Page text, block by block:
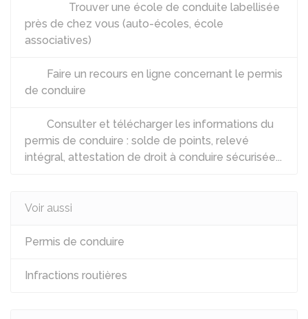
Trouver une école de conduite labellisée
près de chez vous (auto-écoles, école
associatives)
Faire un recours en ligne concernant le permis
de conduire
Consulter et télécharger les informations du
permis de conduire : solde de points, relevé
intégral, attestation de droit à conduire sécurisée...
Voir aussi
Permis de conduire
Infractions routières